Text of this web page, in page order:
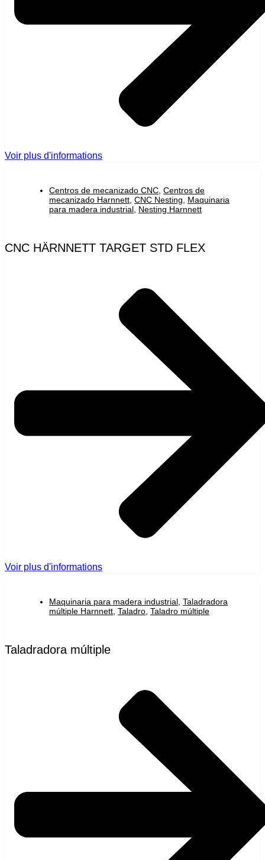
Voir plus d'informations
Centros de mecanizado CNC Centros de
mecanizado Harnnett CNC Nesting
Maquinaria
para madera industrial Nesting Harnnett
CNC HÄRNNETT TARGET STD FLEX
Voir plus d'informations
Maquinaria para madera industrial Taladradora
múltiple Harnnett Taladro Taladro múltiple
Taladradora múltiple